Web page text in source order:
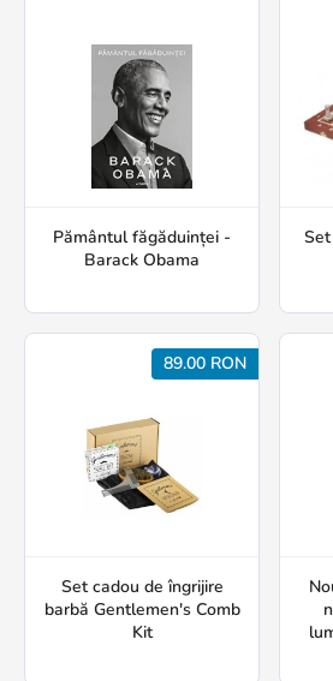
Pământul făgăduinței -
Barack Obama
89.00 RON
Set cadou de îngrijire
barbă Gentlemen's Comb
Kit